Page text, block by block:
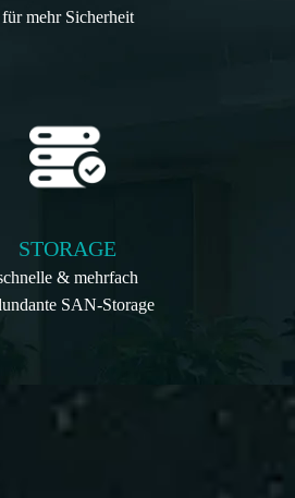
für mehr Sicherheit
STORAGE
& mehrfach
SAN-Storage